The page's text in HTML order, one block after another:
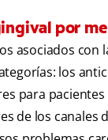
por
asociados con
los
para
de los canales